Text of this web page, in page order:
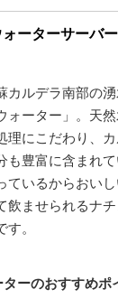
ーターサーバ
カルデラ南部の
ォーター」。天
理にこだわり、
も豊富に含まれ
ているからおい
飲ませられるナ
。
ーのおすすめポ